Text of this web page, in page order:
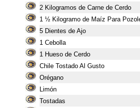
2 Kilogramos de Carne de Cerdo
1 ½ Kilogramo de Maíz Para
5 Dientes de Ajo
1 Cebolla
1 Hueso de Cerdo
Chile Tostado Al Gusto
Orégano
Limón
Tostadas